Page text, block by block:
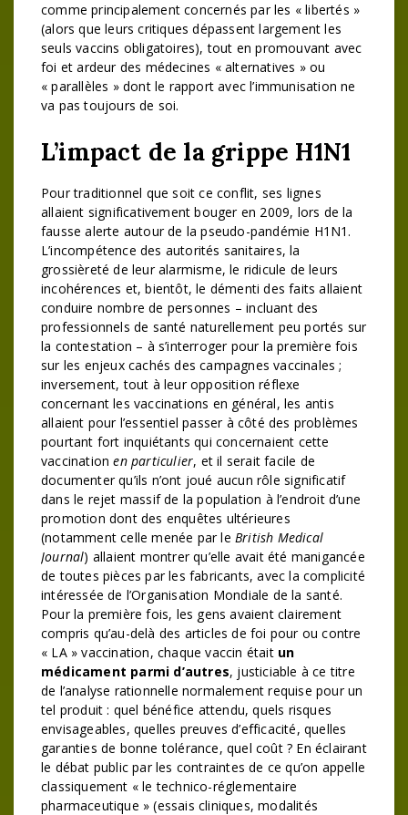
comme principalement concernés par les « libertés »
(alors que leurs critiques dépassent largement les
seuls vaccins obligatoires), tout en promouvant avec
foi et ardeur des médecines « alternatives » ou
« parallèles » dont le rapport avec l’immunisation ne
va pas toujours de soi.
L’impact de la grippe H1N1
Pour traditionnel que soit ce conflit, ses lignes
allaient significativement bouger en 2009, lors de la
fausse alerte autour de la pseudo-pandémie H1N1.
L’incompétence des autorités sanitaires, la
grossièreté de leur alarmisme, le ridicule de leurs
incohérences et, bientôt, le démenti des faits allaient
conduire nombre de personnes – incluant des
professionnels de santé naturellement peu portés sur
la contestation – à s’interroger pour la première fois
sur les enjeux cachés des campagnes vaccinales ;
inversement, tout à leur opposition réflexe
concernant les vaccinations en général, les antis
allaient pour l’essentiel passer à côté des problèmes
pourtant fort inquiétants qui concernaient cette
vaccinationen particulier, et il serait facile de
documenter qu’ils n’ont joué aucun rôle significatif
dans le rejet massif de la population à l’endroit d’une
promotion dont des enquêtes ultérieures
(notamment celle menée par le British Medical
Journal) allaient montrer qu’elle avait été manigancée
de toutes pièces par les fabricants, avec la complicité
intéressée de l’Organisation Mondiale de la santé.
Pour la première fois, les gens avaient clairement
compris qu’au-delà des articles de foi pour ou contre
« LA » vaccination, chaque vaccin était un
médicament parmi d’autres, justiciable à ce titre
de l’analyse rationnelle normalement requise pour un
tel produit : quel bénéfice attendu, quels risques
envisageables, quelles preuves d’efficacité, quelles
garanties de bonne tolérance, quel coût ? En éclairant
le débat public par les contraintes de ce qu’on appelle
classiquement « le technico-réglementaire
pharmaceutique » (essais cliniques, modalités